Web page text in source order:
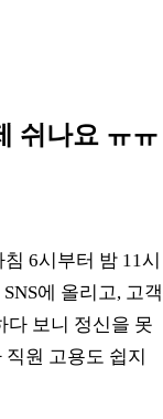
쉬나요 ㅠㅠ
6시부터 밤 11시
에 올리고, 고객
다 보니 정신을 못
원 고용도 쉽지